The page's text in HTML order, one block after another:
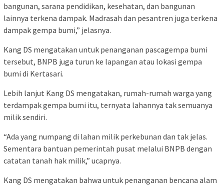
bangunan, sarana pendidikan, kesehatan, dan bangunan
lainnya terkena dampak. Madrasah dan pesantren juga terkena
dampak gempa bumi,” jelasnya.
Kang DS mengatakan untuk penanganan pascagempa bumi
tersebut, BNPB juga turun ke lapangan atau lokasi gempa
bumi di Kertasari.
Lebih lanjut Kang DS mengatakan, rumah-rumah warga yang
terdampak gempa bumi itu, ternyata lahannya tak semuanya
milik sendiri.
“Ada yang numpang di lahan milik perkebunan dan tak jelas.
Sementara bantuan pemerintah pusat melalui BNPB dengan
catatan tanah hak milik,” ucapnya.
Kang DS mengatakan bahwa untuk penanganan bencana alam